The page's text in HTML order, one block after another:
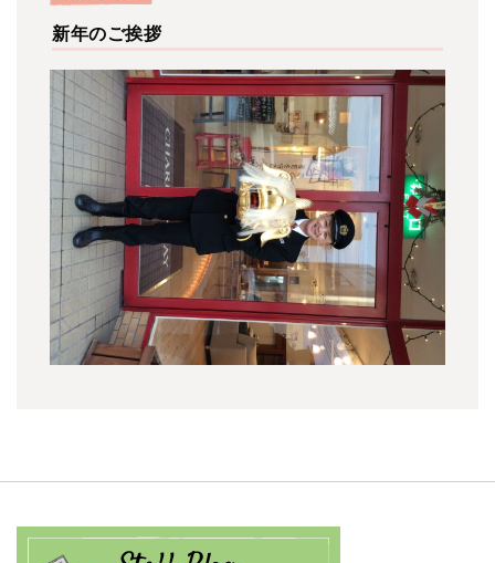
新年のご挨拶